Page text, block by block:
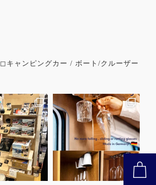
◻︎キャンピングカー / ボート/クルーザー